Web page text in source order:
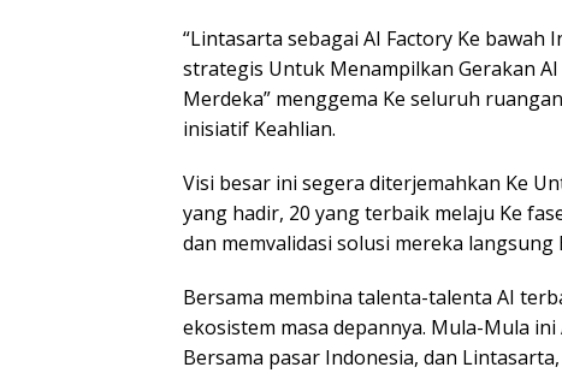
“Lintasarta sebagai AI Factory Ke
strategis Untuk Menampilkan Gerakan AI
Merdeka” menggema Ke seluruh
inisiatif Keahlian.
Visi besar ini segera diterjemahkan Ke
yang hadir, 20 yang terbaik melaju Ke
dan memvalidasi solusi mereka
Bersama membina talenta-talenta AI
ekosistem masa depannya. Mula-Mula
Bersama pasar Indonesia, dan